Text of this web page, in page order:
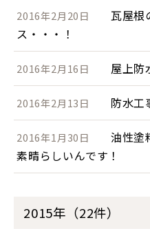
2016年2月20日
瓦屋根
ス・・・！
2016年2月16日 屋上防
2016年2月13日 防水工
2016年1月30日
油性塗
素晴らしいんです！
2015年（22件）